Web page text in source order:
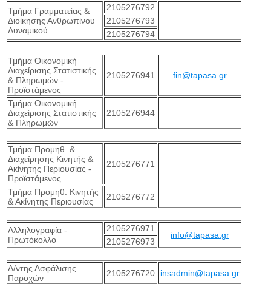
Τμήμα Γραμματείας &
Διοίκησης Ανθρωπίνου
Δυναμικού
2105276792
2105276793
2105276794
Τμήμα Οικονομική
Διαχείρισης Στατιστικής
& Πληρωμών -
Προϊστάμενος
2105276941 fin@tapasa.gr
Τμήμα Οικονομική
Διαχείρισης Στατιστικής
& Πληρωμών
2105276944
Τμήμα Προμηθ. &
Διαχείρησης Κινητής &
Ακίνητης Περιουσίας -
Προϊστάμενος
2105276771
Τμήμα Προμηθ. Κινητής
& Ακίνητης Περιουσίας
2105276772
Αλληλογραφία -
Πρωτόκολλο
2105276971
info@tapasa.gr
2105276973
Δ/ντης Ασφάλισης
Παροχών
2105276720 insadmin@tapasa.gr